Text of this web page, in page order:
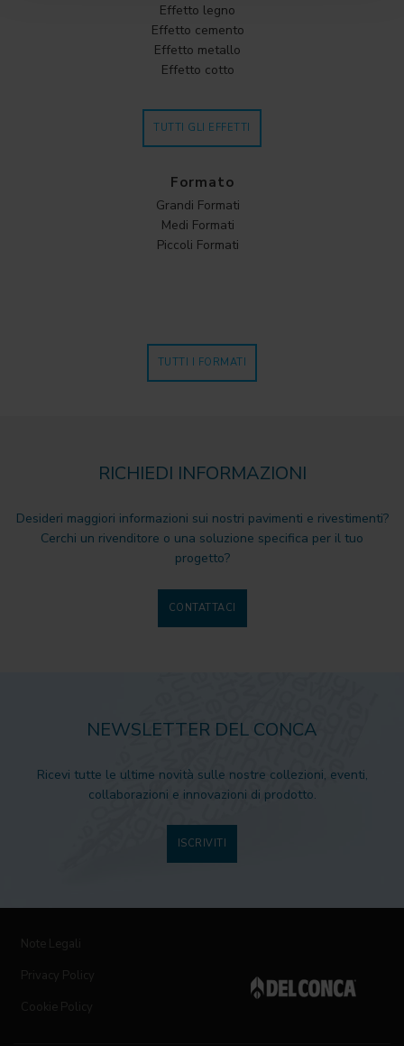
Effetto legno
Effetto cemento
Effetto metallo
Effetto cotto
TUTTI GLI EFFETTI
Formato
Grandi Formati
Medi Formati
Piccoli Formati
TUTTI I FORMATI
RICHIEDI INFORMAZIONI
Desideri maggiori informazioni sui nostri pavimenti e rivestimenti?
Cerchi un rivenditore o una soluzione specifica per il tuo
progetto?
CONTATTACI
NEWSLETTER DEL CONCA
Ricevi tutte le ultime novità sulle nostre collezioni, eventi,
collaborazioni e innovazioni di prodotto.
ISCRIVITI
Note Legali
Privacy Policy
Cookie Policy